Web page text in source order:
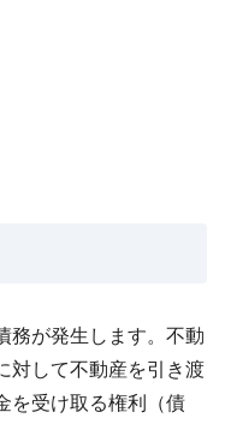
務が発生します。不動
対して不動産を引き渡
を受け取る権利（債